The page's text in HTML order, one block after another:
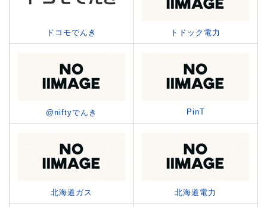
ドコモでんき トドック電力
@niftyでんき PinT
北海道ガス 北海道電力